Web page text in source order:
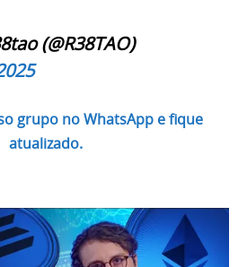
(@R38TAO)
grupo no WhatsApp e fique
atualizado.